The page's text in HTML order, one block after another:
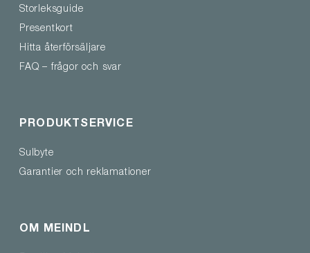
Storleksguide
Presentkort
Hitta återförsäljare
FAQ – frågor och svar
PRODUKTSERVICE
Sulbyte
Garantier och reklamationer
OM MEINDL